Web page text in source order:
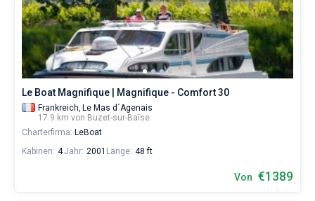
Le Boat Magnifique | Magnifique - Comfort 30
Frankreich, Le Mas d´Agenais
17.9 km von Buzet-sur-Baïse
Charterfirma: LeBoat
Kabinen: 4Jahr: 2001 Länge: 48 ft
Von €1389